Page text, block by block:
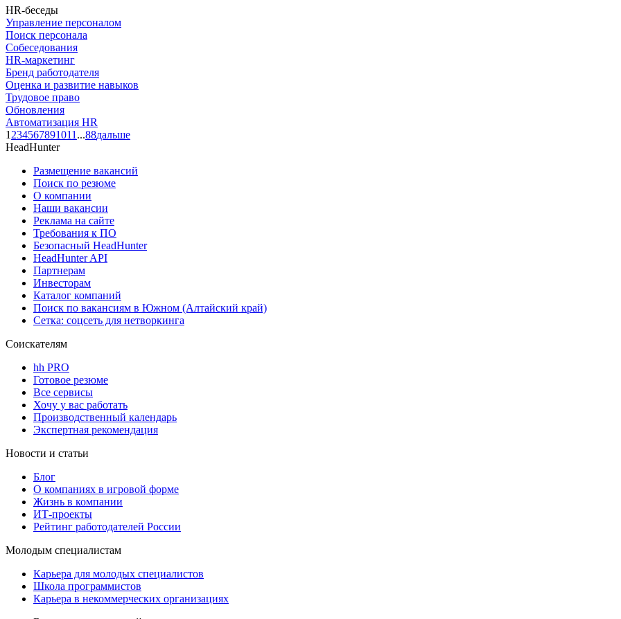
HR-беседы
Управление персоналом
Поиск персонала
Собеседования
HR-маркетинг
Бренд работодателя
Оценка и развитие навыков
Трудовое право
Обновления
Автоматизация HR
1 234567891011 ...88дальше
HeadHunter
Размещение вакансий
Поиск по резюме
О компании
Наши вакансии
Реклама на сайте
Требования к ПО
Безопасный HeadHunter
HeadHunter API
Партнерам
Инвесторам
Каталог компаний
Поиск по вакансиям в Южном (Алтайский край)
Сетка: соцсеть для нетворкинга
Соискателям
hh PRO
Готовое резюме
Все сервисы
Хочу у вас работать
Производственный календарь
Экспертная рекомендация
Новости и статьи
Блог
О компаниях в игровой форме
Жизнь в компании
ИТ-проекты
Рейтинг работодателей России
Молодым специалистам
Карьера для молодых специалистов
Школа программистов
Карьера в некоммерческих организациях